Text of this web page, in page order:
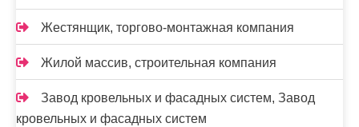
Жестянщик, торгово-монтажная компания
Жилой массив, строительная компания
Завод кровельных и фасадных систем, Завод
кровельных и фасадных систем